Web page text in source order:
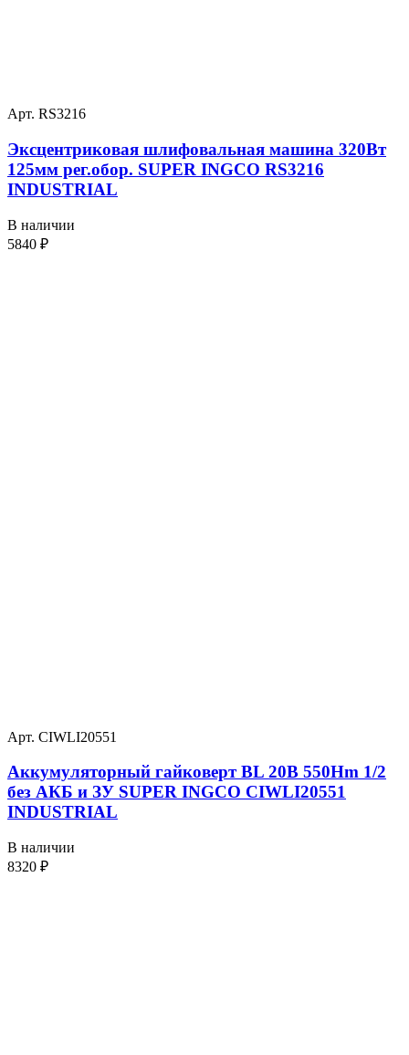
Арт. RS3216
Эксцентриковая шлифовальная машина 320Вт
125мм рег.обор. SUPER INGCO RS3216
INDUSTRIAL
В наличии
5840 ₽
Арт. CIWLI20551
Аккумуляторный гайковерт BL 20В 550Hm 1/2
без АКБ и ЗУ SUPER INGCO CIWLI20551
INDUSTRIAL
В наличии
8320 ₽